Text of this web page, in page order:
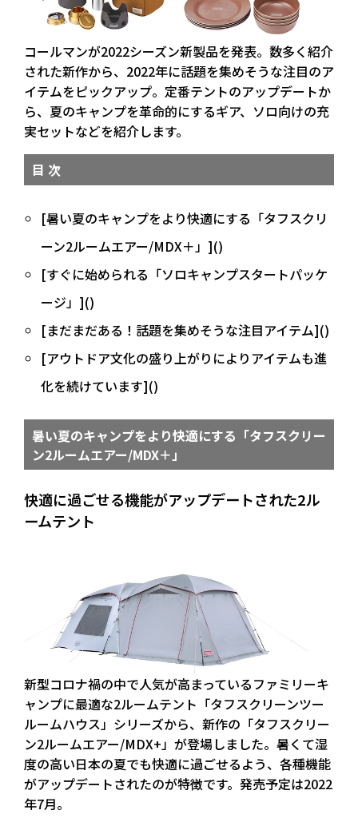
コールマンが2022シーズン新製品を発表。数多く紹介
された新作から、2022年に話題を集めそうな注目のア
イテムをピックアップ。定番テントのアップデートか
ら、夏のキャンプを革命的にするギア、ソロ向けの充
実セットなどを紹介します。
目 次
[暑い夏のキャンプをより快適にする「タフスクリ
ーン2ルームエアー/MDX＋」]()
[すぐに始められる「ソロキャンプスタートパッケ
ージ」]()
[まだまだある！話題を集めそうな注目アイテム]()
[アウトドア文化の盛り上がりによりアイテムも進
化を続けています]()
暑い夏のキャンプをより快適にする「タフスクリー
ン2ルームエアー/MDX＋」
快適に過ごせる機能がアップデートされた2ル
ームテント
新型コロナ禍の中で人気が高まっているファミリーキ
ャンプに最適な2ルームテント「タフスクリーンツー
ルームハウス」シリーズから、新作の「タフスクリー
ン2ルームエアー/MDX+」が登場しました。暑くて湿
度の高い日本の夏でも快適に過ごせるよう、各種機能
がアップデートされたのが特徴です。発売予定は2022
年7月。